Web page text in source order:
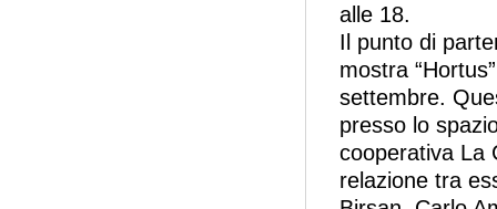
alle 18.
Il punto di
mostra
settembre.
presso lo
cooperativa La
relazione tra